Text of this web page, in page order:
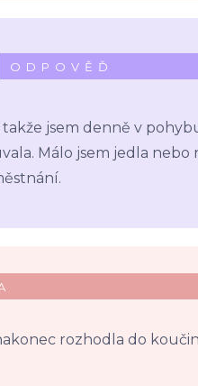
ODPOVĚĎ
takže jsem denně v
Málo jsem jedla
rozhodla do